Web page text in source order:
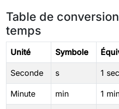
Table de
temps
Unité Symbole
Seconde s 1
Minute min 1